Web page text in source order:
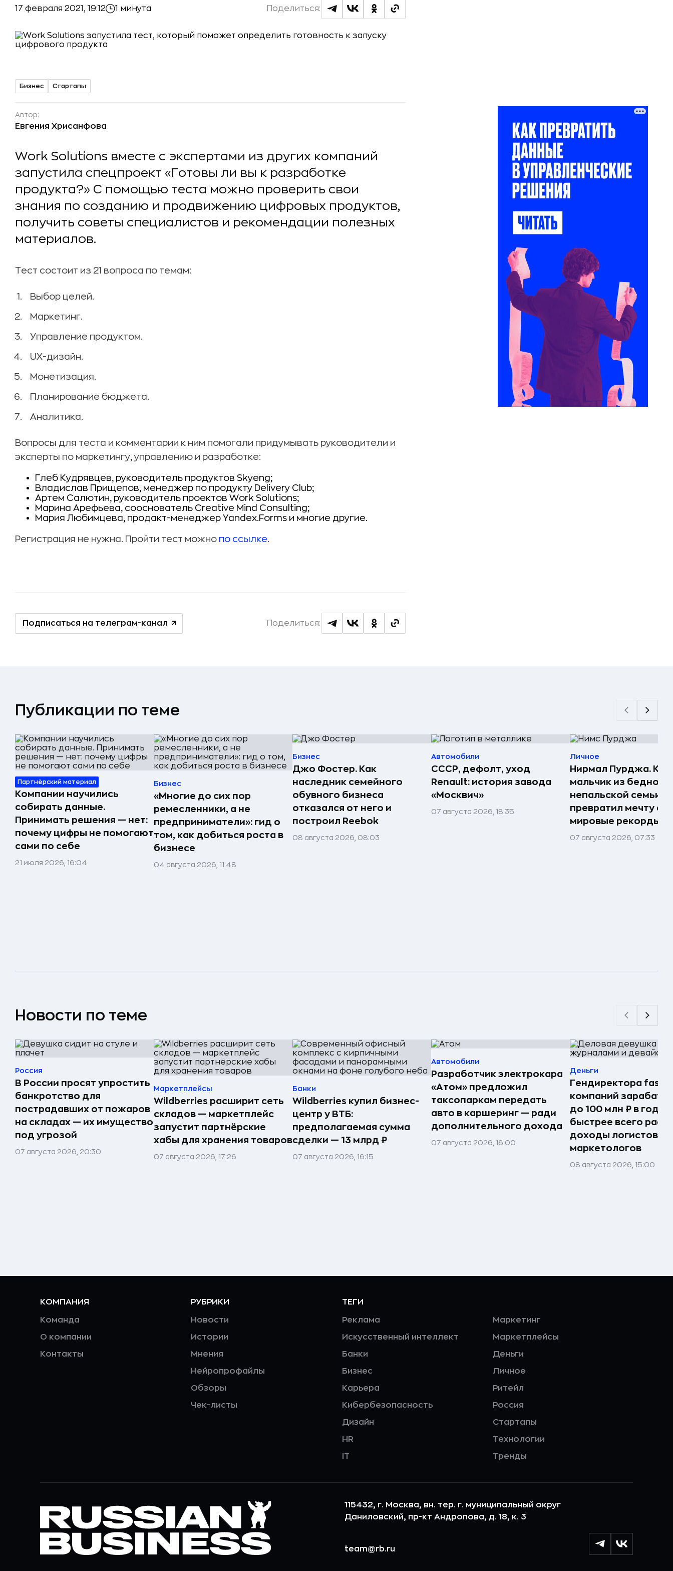
17 февраля 2021, 19:12 1 минута Поделиться:
Бизнес Стартапы
Автор:
Евгения Хрисанфова
Work Solutions вместе с экспертами из других компаний
запустила спецпроект «Готовы ли вы к разработке
продукта?» С помощью теста можно проверить свои
знания по созданию и продвижению цифровых продуктов,
получить советы специалистов и рекомендации полезных
материалов.
Тест состоит из 21 вопроса по темам:
Выбор целей.
Маркетинг.
Управление продуктом.
UX-дизайн.
Монетизация.
Планирование бюджета.
Аналитика.
Вопросы для теста и комментарии к ним помогали придумывать руководители и
эксперты по маркетингу, управлению и разработке:
Глеб Кудрявцев, руководитель продуктов Skyeng;
Владислав Прищепов, менеджер по продукту Delivery Club;
Артем Салютин, руководитель проектов Work Solutions;
Марина Арефьева, сооснователь Creative Mind Consulting;
Мария Любимцева, продакт-менеджер Yandex.Forms и многие другие.
Регистрация не нужна. Пройти тест можно по ссылке.
Подписаться на телеграм-канал Поделиться:
Публикации по теме
Партнёрский материал
Компании научились
собирать данные.
Принимать решения — нет:
почему цифры не помогают
сами по себе
21 июля 2026, 16:04
Бизнес
«Многие до сих пор
ремесленники, а не
предприниматели»: гид о
том, как добиться роста в
бизнесе
04 августа 2026, 11:48
Бизнес
Джо Фостер. Как
наследник семейного
обувного бизнеса
отказался от него и
построил Reebok
08 августа 2026, 08:03
Автомобили
СССР, дефолт, уход
Renault: история завода
«Москвич»
07 августа 2026, 18:35
Личное
Нирмал Пурджа. Как
мальчик из бедной
непальской семьи
превратил мечту о
мировые рекорды и
07 августа 2026, 07:33
Новости по теме
Россия
В России просят упростить
банкротство для
пострадавших от пожаров
на складах — их имущество
под угрозой
07 августа 2026, 20:30
Маркетплейсы
Wildberries расширит сеть
складов — маркетплейс
запустит партнёрские
хабы для хранения товаров
07 августа 2026, 17:26
Банки
Wildberries купил бизнес-
центр у ВТБ:
предполагаемая сумма
сделки — 13 млрд ₽
07 августа 2026, 16:15
Автомобили
Разработчик электрокара
«Атом» предложил
таксопаркам передать
авто в каршеринг — ради
дополнительного дохода
07 августа 2026, 16:00
Деньги
Гендиректора
компаний
до 100 млн ₽ в год —
быстрее всего
доходы логистов и
маркетологов
08 августа 2026, 15:00
КОМПАНИЯ
Команда
О компании
Контакты
РУБРИКИ
Новости
Истории
Мнения
Нейропрофайлы
Обзоры
Чек-листы
ТЕГИ
Реклама
Искусственный интеллект
Банки
Бизнес
Карьера
Кибербезопасность
Дизайн
HR
IT
Маркетинг
Маркетплейсы
Деньги
Личное
Ритейл
Россия
Стартапы
Технологии
Тренды
115432, г. Москва, вн. тер. г. муниципальный округ
Даниловский, пр-кт Андропова, д. 18, к. 3
team@rb.ru